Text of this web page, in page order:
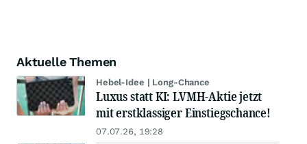
Aktuelle Themen
Hebel-Idee | Long-Chance
Luxus statt KI: LVMH-Aktie jetzt
mit erstklassiger Einstiegschance!
07.07.26, 19:28